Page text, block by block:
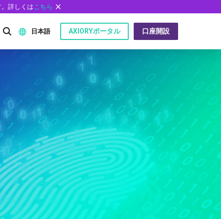
詳しくはこちら
日本語
عربى
Русский
Español
ไทย
Tiếng Việt
日本語
AXIORYポータル 口座開設